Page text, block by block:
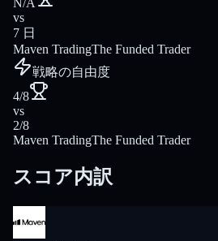
N/A
vs
7 日
Maven TradingThe Funded Trader
戦略の自由度
4/8
vs
2/8
Maven TradingThe Funded Trader
スコア内訳